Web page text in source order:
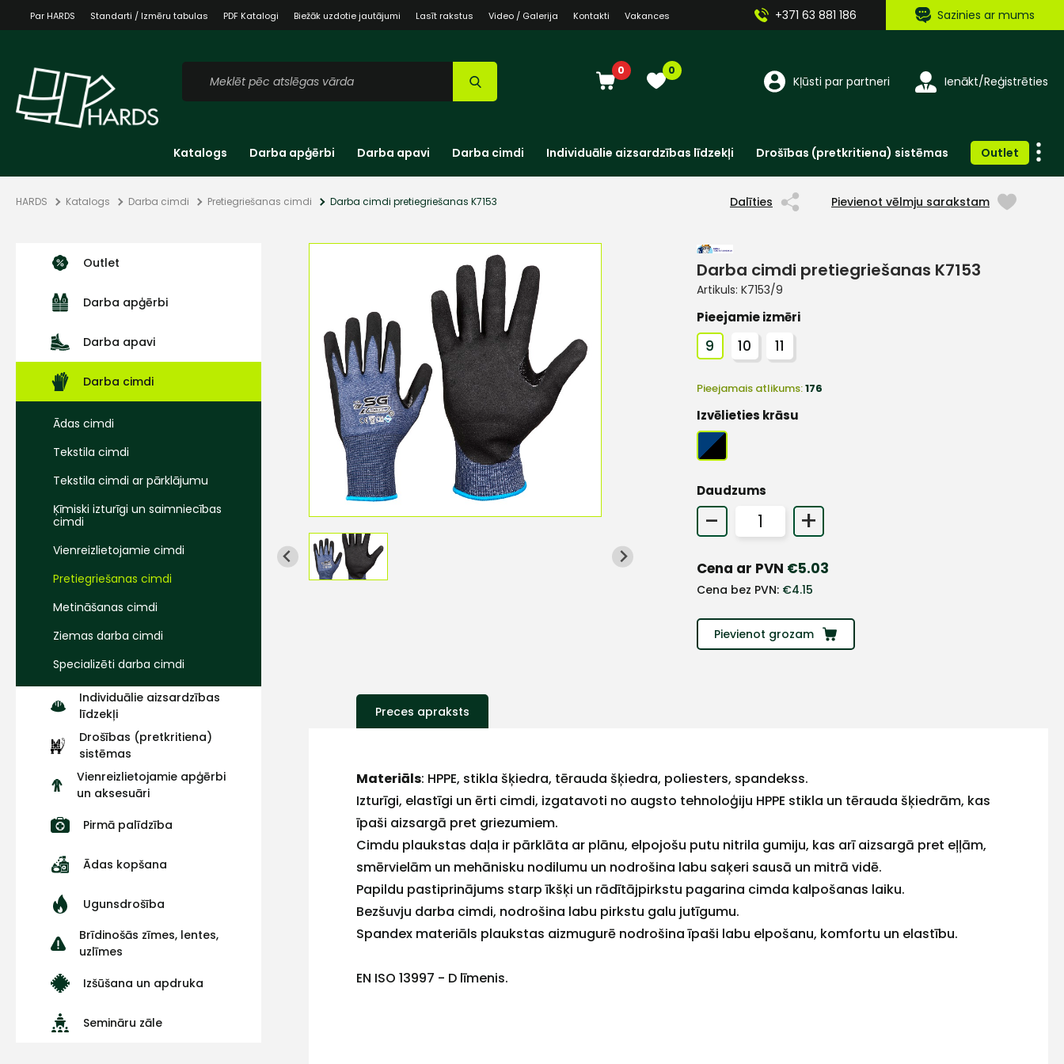
Par HARDS Standarti / Izmēru tabulas PDF Katalogi Biežāk uzdotie jautājumi Lasīt rakstus Video / Galerija Kontakti Vakances +371 63 881 186 Sazinies ar mums
0 0
Kļūsti par partneri Ienākt/Reģistrēties
Katalogs Darba apģērbi Darba apavi Darba cimdi Individuālie aizsardzības līdzekļi Drošības (pretkritiena) sistēmas Outlet
HARDS Katalogs Darba cimdi Pretiegriešanas cimdi Darba cimdi pretiegriešanas K7153 Dalīties Pievienot vēlmju sarakstam
Outlet
Darba apģērbi
Darba apavi
Darba cimdi
Ādas cimdi
Tekstila cimdi
Tekstila cimdi ar pārklājumu
Ķīmiski izturīgi un saimniecības
cimdi
Vienreizlietojamie cimdi
Pretiegriešanas cimdi
Metināšanas cimdi
Ziemas darba cimdi
Specializēti darba cimdi
Individuālie aizsardzības
līdzekļi
Drošības (pretkritiena)
sistēmas
Vienreizlietojamie apģērbi
un aksesuāri
Pirmā palīdzība
Ādas kopšana
Ugunsdrošība
Brīdinošās zīmes, lentes,
uzlīmes
Izšūšana un apdruka
Semināru zāle
Darba cimdi pretiegriešanas K7153
Artikuls: K7153/9
Pieejamie izmēri
9 10 11
Pieejamais atlikums:176
Izvēlieties krāsu
Daudzums
- +
Cena ar PVN €5.03
Cena bez PVN: €4.15
Pievienot grozam
Preces apraksts
Materiāls: HPPE, stikla šķiedra, tērauda šķiedra, poliesters, spandekss.
Izturīgi, elastīgi un ērti cimdi, izgatavoti no augsto tehnoloģiju HPPE stikla un tērauda šķiedrām, kas
īpaši aizsargā pret griezumiem.
Cimdu plaukstas daļa ir pārklāta ar plānu, elpojošu putu nitrila gumiju, kas arī aizsargā pret eļļām,
smērvielām un mehānisku nodilumu un nodrošina labu saķeri sausā un mitrā vidē.
Papildu pastiprinājums starp īkšķi un rādītājpirkstu pagarina cimda kalpošanas laiku.
Bezšuvju darba cimdi, nodrošina labu pirkstu galu jutīgumu.
Spandex materiāls plaukstas aizmugurē nodrošina īpaši labu elpošanu, komfortu un elastību.
EN ISO 13997 - D līmenis.
Sazinies
+